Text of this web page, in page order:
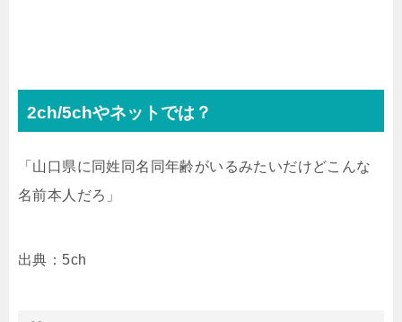
2ch/5chやネットでは？
「山口県に同姓同名同年齢がいるみたいだけどこんな
名前本人だろ」
出典：5ch